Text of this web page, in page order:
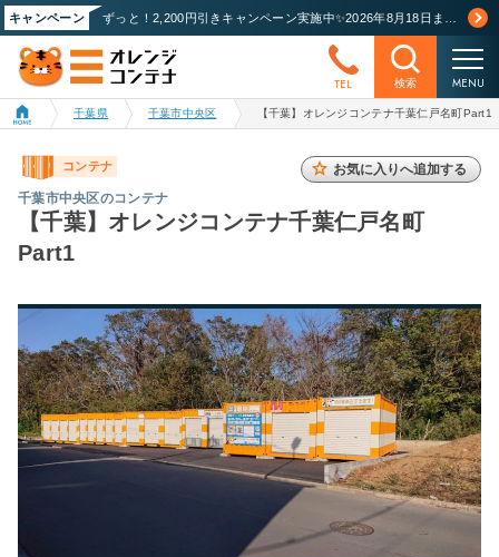
キャンペーン
TEL 検索 MENU
千葉県 千葉市中央区 【千葉】オレンジコンテナ千葉仁戸名町Part1
コンテナ
千葉市中央区のコンテナ
【千葉】オレンジコンテナ千葉仁戸名町
Part1
お気に入りへ追加する